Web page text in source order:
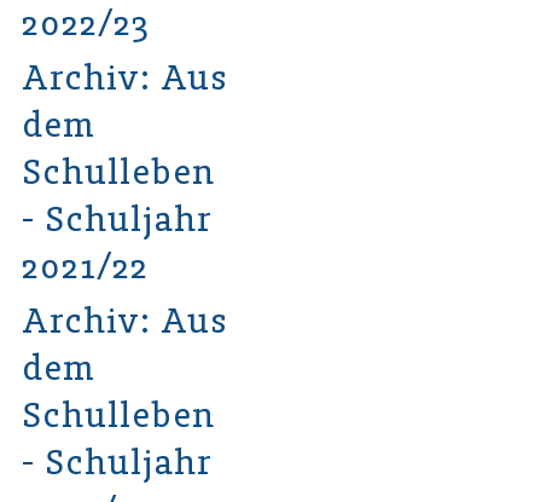
2022/23
Archiv: Aus
dem
Schulleben
- Schuljahr
2021/22
Archiv: Aus
dem
Schulleben
- Schuljahr